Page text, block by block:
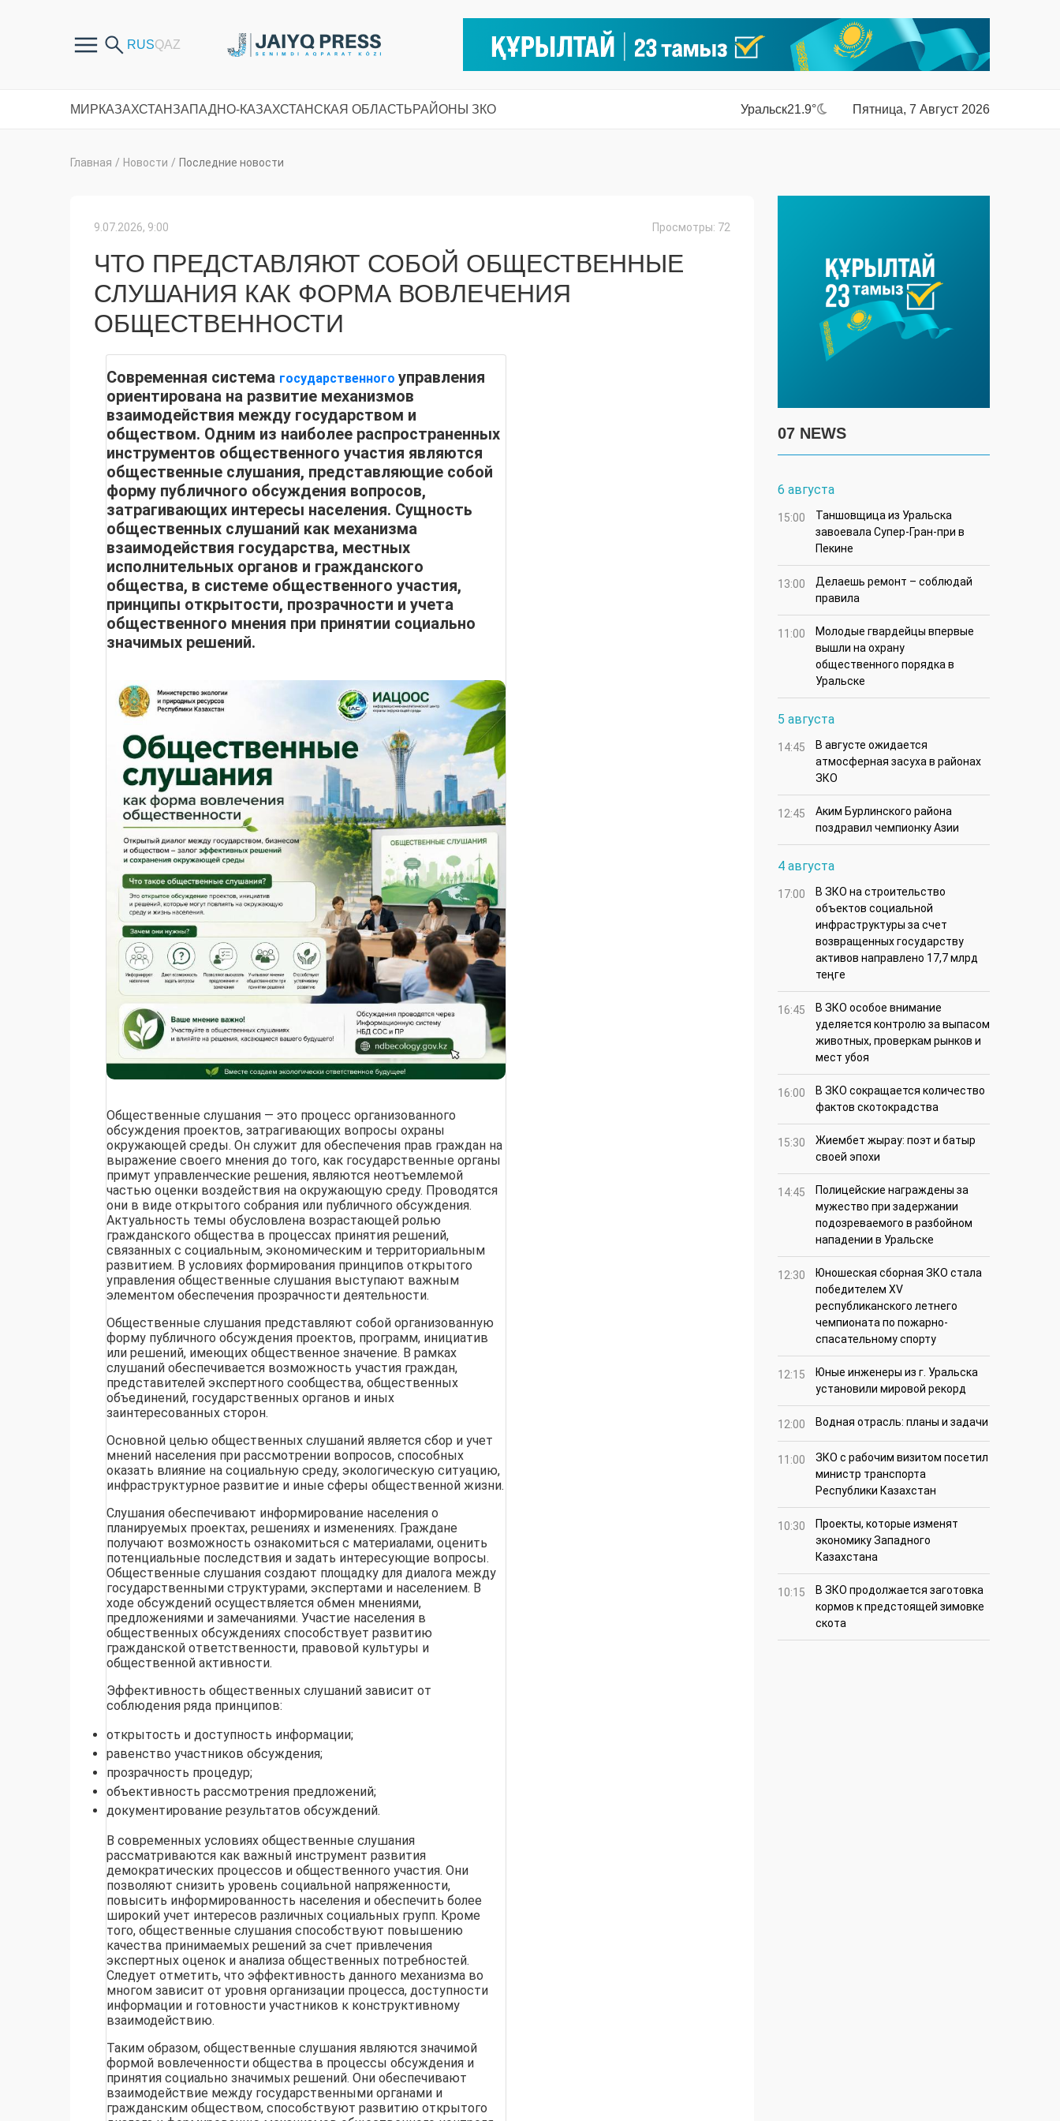
МИРКАЗАХСТАНЗАПАДНО-КАЗАХСТАНСКАЯ ОБЛАСТЬРАЙОНЫ ЗКО Уральск21.9° Пятница, 7 Август 2026
Главная / Новости / Последние новости
9.07.2026, 9:00 Просмотры: 72
ЧТО ПРЕДСТАВЛЯЮТ СОБОЙ ОБЩЕСТВЕННЫЕ
СЛУШАНИЯ КАК ФОРМА ВОВЛЕЧЕНИЯ
ОБЩЕСТВЕННОСТИ
Современная система государственного управления
ориентирована на развитие механизмов
взаимодействия между государством и
обществом. Одним из наиболее распространенных
инструментов общественного участия являются
общественные слушания, представляющие собой
форму публичного обсуждения вопросов,
затрагивающих интересы населения. Сущность
общественных слушаний как механизма
взаимодействия государства, местных
исполнительных органов и гражданского
общества, в системе общественного участия,
принципы открытости, прозрачности и учета
общественного мнения при принятии социально
значимых решений.
Общественные слушания — это процесс организованного
обсуждения проектов, затрагивающих вопросы охраны
окружающей среды. Он служит для обеспечения прав граждан на
выражение своего мнения до того, как государственные органы
примут управленческие решения, являются неотъемлемой
частью оценки воздействия на окружающую среду. Проводятся
они в виде открытого собрания или публичного обсуждения.
Актуальность темы обусловлена возрастающей ролью
гражданского общества в процессах принятия решений,
связанных с социальным, экономическим и территориальным
развитием. В условиях формирования принципов открытого
управления общественные слушания выступают важным
элементом обеспечения прозрачности деятельности.
Общественные слушания представляют собой организованную
форму публичного обсуждения проектов, программ, инициатив
или решений, имеющих общественное значение. В рамках
слушаний обеспечивается возможность участия граждан,
представителей экспертного сообщества, общественных
объединений, государственных органов и иных
заинтересованных сторон.
Основной целью общественных слушаний является сбор и учет
мнений населения при рассмотрении вопросов, способных
оказать влияние на социальную среду, экологическую ситуацию,
инфраструктурное развитие и иные сферы общественной жизни.
Слушания обеспечивают информирование населения о
планируемых проектах, решениях и изменениях. Граждане
получают возможность ознакомиться с материалами, оценить
потенциальные последствия и задать интересующие вопросы.
Общественные слушания создают площадку для диалога между
государственными структурами, экспертами и населением. В
ходе обсуждений осуществляется обмен мнениями,
предложениями и замечаниями. Участие населения в
общественных обсуждениях способствует развитию
гражданской ответственности, правовой культуры и
общественной активности.
Эффективность общественных слушаний зависит от
соблюдения ряда принципов:
открытость и доступность информации;
равенство участников обсуждения;
прозрачность процедур;
объективность рассмотрения предложений;
документирование результатов обсуждений.
В современных условиях общественные слушания
рассматриваются как важный инструмент развития
демократических процессов и общественного участия. Они
позволяют снизить уровень социальной напряженности,
повысить информированность населения и обеспечить более
широкий учет интересов различных социальных групп. Кроме
того, общественные слушания способствуют повышению
качества принимаемых решений за счет привлечения
экспертных оценок и анализа общественных потребностей.
Следует отметить, что эффективность данного механизма во
многом зависит от уровня организации процесса, доступности
информации и готовности участников к конструктивному
взаимодействию.
Таким образом, общественные слушания являются значимой
формой вовлеченности общества в процессы обсуждения и
принятия социально значимых решений. Они обеспечивают
взаимодействие между государственными органами и
гражданским обществом, способствуют развитию открытого
07 NEWS
6 августа
15:00
Таншовщица из Уральска
завоевала Супер-Гран-при в
Пекине
13:00
Делаешь ремонт – соблюдай
правила
11:00
Молодые гвардейцы впервые
вышли на охрану
общественного порядка в
Уральске
5 августа
14:45
В августе ожидается
атмосферная засуха в районах
ЗКО
12:45
Аким Бурлинского района
поздравил чемпионку Азии
4 августа
17:00
В ЗКО на строительство
объектов социальной
инфраструктуры за счет
возвращенных государству
активов направлено 17,7 млрд
теңге
16:45
В ЗКО особое внимание
уделяется контролю за выпасом
животных, проверкам рынков и
мест убоя
16:00
В ЗКО сокращается количество
фактов скотокрадства
15:30
Жиембет жырау: поэт и батыр
своей эпохи
14:45
Полицейские награждены за
мужество при задержании
подозреваемого в разбойном
нападении в Уральске
12:30
Юношеская сборная ЗКО стала
победителем XV
республиканского летнего
чемпионата по пожарно-
спасательному спорту
12:15
Юные инженеры из г. Уральска
установили мировой рекорд
12:00 Водная отрасль: планы и задачи
11:00
ЗКО с рабочим визитом посетил
министр транспорта
Республики Казахстан
10:30
Проекты, которые изменят
экономику Западного
Казахстана
10:15
В ЗКО продолжается заготовка
кормов к предстоящей зимовке
скота